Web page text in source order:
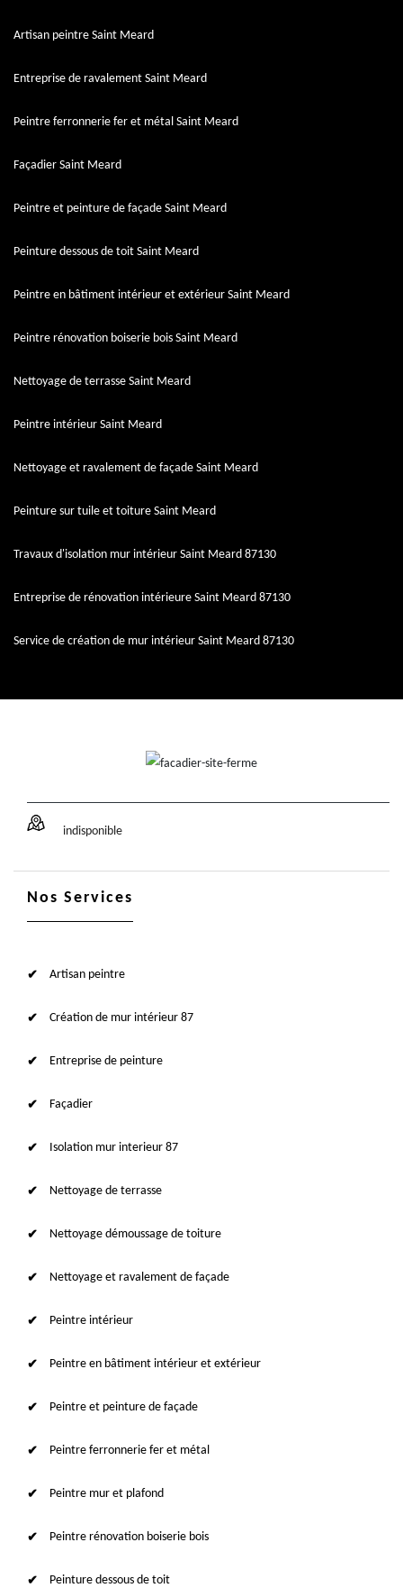
Artisan peintre Saint Meard
Entreprise de ravalement Saint Meard
Peintre ferronnerie fer et métal Saint Meard
Façadier Saint Meard
Peintre et peinture de façade Saint Meard
Peinture dessous de toit Saint Meard
Peintre en bâtiment intérieur et extérieur Saint Meard
Peintre rénovation boiserie bois Saint Meard
Nettoyage de terrasse Saint Meard
Peintre intérieur Saint Meard
Nettoyage et ravalement de façade Saint Meard
Peinture sur tuile et toiture Saint Meard
Travaux d'isolation mur intérieur Saint Meard 87130
Entreprise de rénovation intérieure Saint Meard 87130
Service de création de mur intérieur Saint Meard 87130
indisponible
Nos Services
Artisan peintre
Création de mur intérieur 87
Entreprise de peinture
Façadier
Isolation mur interieur 87
Nettoyage de terrasse
Nettoyage démoussage de toiture
Nettoyage et ravalement de façade
Peintre intérieur
Peintre en bâtiment intérieur et extérieur
Peintre et peinture de façade
Peintre ferronnerie fer et métal
Peintre mur et plafond
Peintre rénovation boiserie bois
Peinture dessous de toit